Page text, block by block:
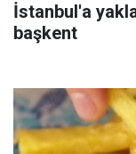
İstanbul'a
başkent